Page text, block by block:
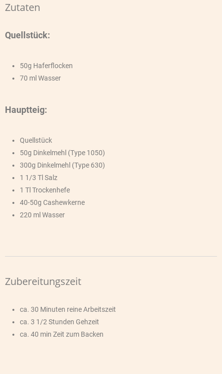
Zutaten
Quellstück:
50g Haferflocken
70 ml Wasser
Hauptteig:
Quellstück
50g Dinkelmehl (Type 1050)
300g Dinkelmehl (Type 630)
1 1/3 Tl Salz
1 Tl Trockenhefe
40-50g Cashewkerne
220 ml Wasser
Zubereitungszeit
ca. 30 Minuten reine Arbeitszeit
ca. 3 1/2 Stunden Gehzeit
ca. 40 min Zeit zum Backen